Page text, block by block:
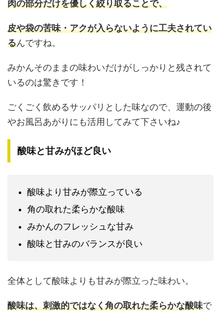
肉の部分だけを優しく絞り取ることで、
皮や袋の苦味・アクが入らないように工夫されてい
るんですね。
みかんそのままの味わいだけがしっかりと残されて
いるのは驚きです！
ごくごく飲めるサッパリとした味なので、運動の後
やお風呂あがりにも活用してみて下さいね♪
酸味と甘みがほど良い
酸味より甘みが際立っている
角の取れた柔らかな酸味
みかんのフレッシュな甘み
酸味と甘みのバランスが良い
全体として酸味よりも甘みが際立った味わい。
酸味は、刺激的ではなく角の取れた柔らかな酸味で